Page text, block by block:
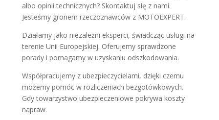
albo opinii technicznych? Skontaktuj się z nami.
Jesteśmy gronem rzeczoznawców z MOTOEXPERT.
Działamy jako niezależni eksperci, świadcząc usługi na
terenie Unii Europejskiej. Oferujemy sprawdzone
porady i pomagamy w uzyskaniu odszkodowania.
Współpracujemy z ubezpieczycielami, dzięki czemu
możemy pomóc w rozliczeniach bezgotówkowych.
Gdy towarzystwo ubezpieczeniowe pokrywa koszty
napraw.